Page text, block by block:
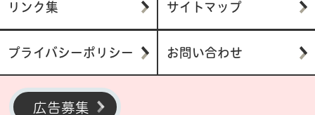
リンク集 サイトマップ
プライバシーポリシー お問い合わせ
広告募集